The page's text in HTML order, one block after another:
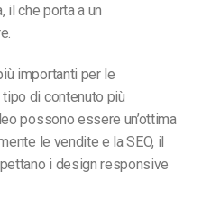
il che porta a un
importanti per le
di contenuto più
possono essere un’ottima
le vendite e la SEO, il
i design responsive